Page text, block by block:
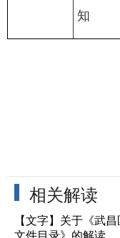
知
相关解读
【文字】关于《武
文件目录》的解读